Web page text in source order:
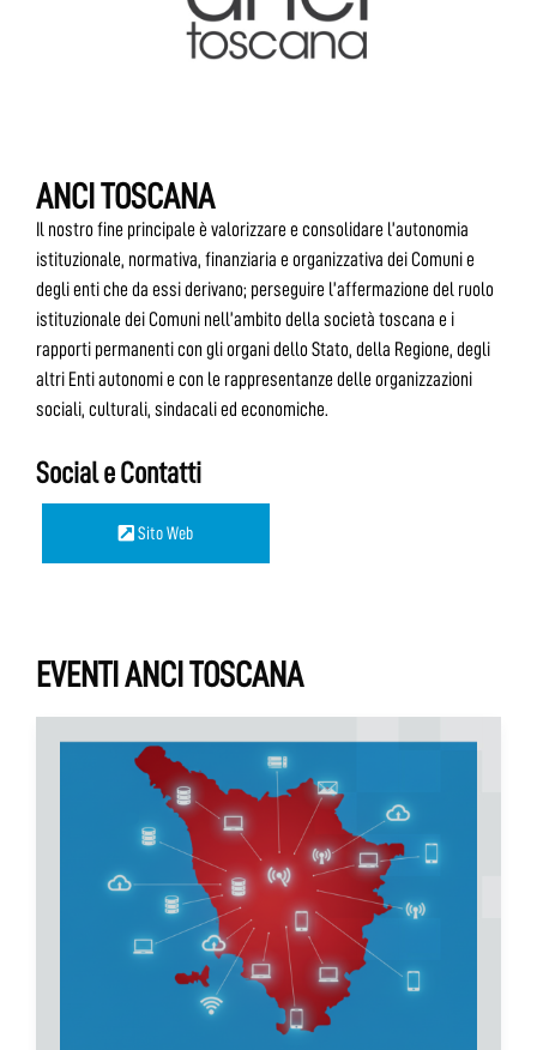
ANCI TOSCANA
Il nostro fine principale è valorizzare e consolidare l’autonomia
istituzionale, normativa, finanziaria e organizzativa dei Comuni e
degli enti che da essi derivano; perseguire l’affermazione del ruolo
istituzionale dei Comuni nell’ambito della società toscana e i
rapporti permanenti con gli organi dello Stato, della Regione, degli
altri Enti autonomi e con le rappresentanze delle organizzazioni
sociali, culturali, sindacali ed economiche.
Social e Contatti
Sito Web
EVENTI ANCI TOSCANA